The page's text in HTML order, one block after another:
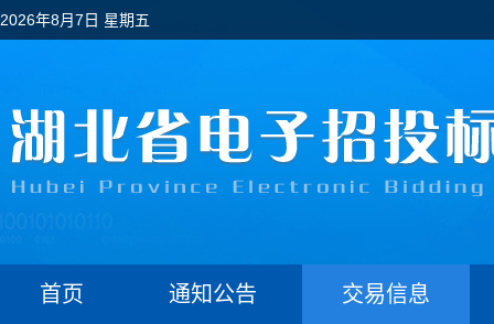
2026年8月7日 星期五
首页 通知公告 交易信息